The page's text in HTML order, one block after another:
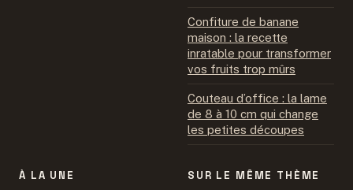
Confiture de banane
maison : la recette
inratable pour transformer
vos fruits trop mûrs
Couteau d’office : la lame
de 8 à 10 cm qui change
les petites découpes
À LA UNE SUR LE MÊME THÈME